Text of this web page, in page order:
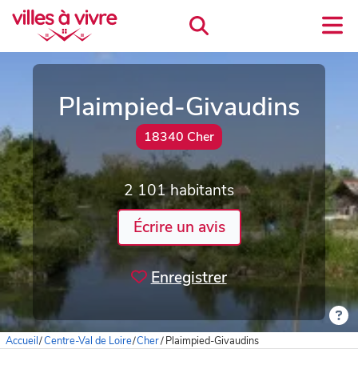
Plaimpied-Givaudins
18340 Cher
2 101 habitants
Écrire un avis
Enregistrer
Accueil/Centre-Val de Loire/Cher/Plaimpied-Givaudins